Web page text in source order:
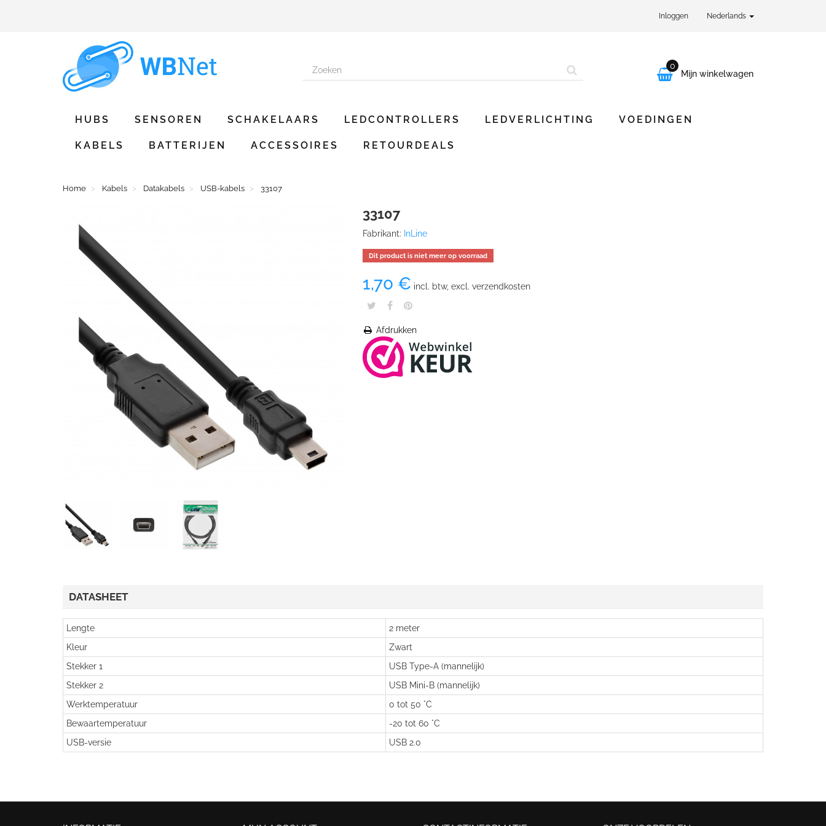
Inloggen Nederlands

0
Mijn winkelwagen
HUBS SENSOREN SCHAKELAARS LEDCONTROLLERS LEDVERLICHTING VOEDINGEN
KABELS BATTERIJEN ACCESSOIRES RETOURDEALS
Home Kabels Datakabels USB-kabels 33107
33107
Fabrikant: InLine
Dit product is niet meer op voorraad
1,70 € incl. btw, excl. verzendkosten
Afdrukken
DATASHEET
Lengte
2 meter
Kleur
Zwart
Stekker 1
USB Type-A (mannelijk)
Stekker 2
USB Mini-B (mannelijk)
Werktemperatuur
0 tot 50 °C
Bewaartemperatuur
-20 tot 60 °C
USB-versie
USB 2.0